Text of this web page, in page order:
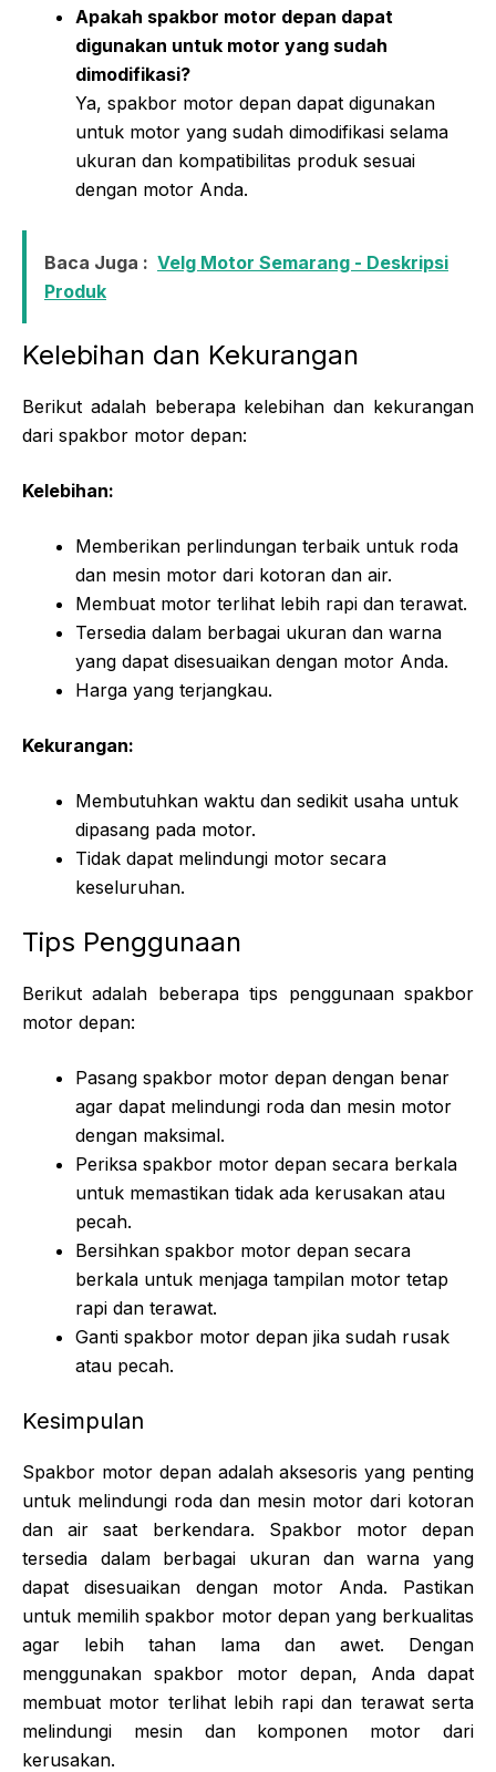
Apakah spakbor motor depan dapat
digunakan untuk motor yang sudah
dimodifikasi?
Ya, spakbor motor depan dapat digunakan
untuk motor yang sudah dimodifikasi selama
ukuran dan kompatibilitas produk sesuai
dengan motor Anda.
Baca Juga : Velg Motor Semarang - Deskripsi
Produk
Kelebihan dan Kekurangan
Berikut adalah beberapa kelebihan dan kekurangan
dari spakbor motor depan:
Kelebihan:
Memberikan perlindungan terbaik untuk roda
dan mesin motor dari kotoran dan air.
Membuat motor terlihat lebih rapi dan terawat.
Tersedia dalam berbagai ukuran dan warna
yang dapat disesuaikan dengan motor Anda.
Harga yang terjangkau.
Kekurangan:
Membutuhkan waktu dan sedikit usaha untuk
dipasang pada motor.
Tidak dapat melindungi motor secara
keseluruhan.
Tips Penggunaan
Berikut adalah beberapa tips penggunaan spakbor
motor depan:
Pasang spakbor motor depan dengan benar
agar dapat melindungi roda dan mesin motor
dengan maksimal.
Periksa spakbor motor depan secara berkala
untuk memastikan tidak ada kerusakan atau
pecah.
Bersihkan spakbor motor depan secara
berkala untuk menjaga tampilan motor tetap
rapi dan terawat.
Ganti spakbor motor depan jika sudah rusak
atau pecah.
Kesimpulan
Spakbor motor depan adalah aksesoris yang penting
untuk melindungi roda dan mesin motor dari kotoran
dan air saat berkendara. Spakbor motor depan
tersedia dalam berbagai ukuran dan warna yang
dapat disesuaikan dengan motor Anda. Pastikan
untuk memilih spakbor motor depan yang berkualitas
agar lebih tahan lama dan awet. Dengan
menggunakan spakbor motor depan, Anda dapat
membuat motor terlihat lebih rapi dan terawat serta
melindungi mesin dan komponen motor dari
kerusakan.